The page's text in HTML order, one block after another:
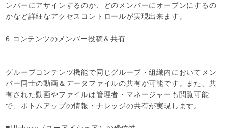
ンバーにアサインするのか、どのメンバーにオープンにするの
かなど詳細なアクセスコントロールが実現出来ます。
6.コンテンツのメンバー投稿＆共有
グループコンテンツ機能で同じグループ・組織内においてメン
バー同士の動画＆データファイルの共有が可能です。また、共
有された動画やファイルは管理者・マネージャーも閲覧可能
で、ボトムアップの情報・ナレッジの共有が実現します。